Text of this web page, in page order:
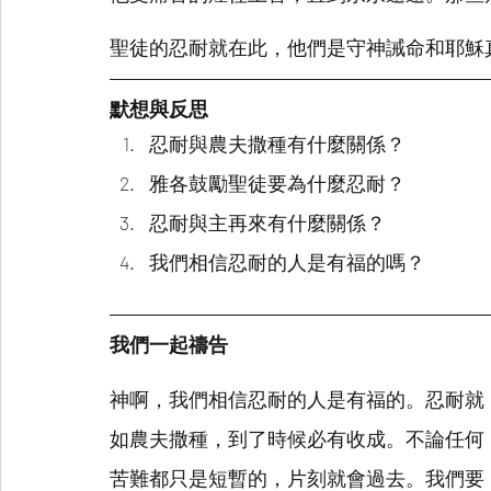
聖徒的忍耐就在此，他們是守神誡命和耶穌
默想與反思
忍耐與農夫撒種有什麼關係？
雅各鼓勵聖徒要為什麼忍耐？
忍耐與主再來有什麼關係？
我們相信忍耐的人是有福的嗎？
我們一起禱告
神啊，我們相信忍耐的人是有福的。忍耐就
如農夫撒種，到了時候必有收成。不論任何
苦難都只是短暫的，片刻就會過去。我們要